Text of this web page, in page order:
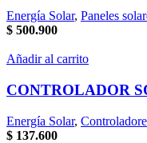
Energía Solar, Paneles
$ 500.900
Añadir al carrito
CONTROLADOR
Energía Solar,
$ 137.600